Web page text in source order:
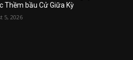
Thềm bầu Cử Giữa Kỳ
5, 2026